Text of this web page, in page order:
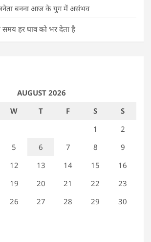
बनना आज के युग में असंभव
हर घाव को भर देता है
AUGUST 2026
W T F S
S
1
2
5 6 7 8
9
12 13 14 15
16
19 20 21 22
23
26 27 28 29
30